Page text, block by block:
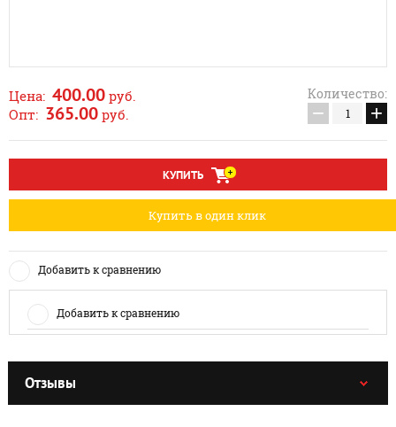
Цена: 400.00 руб.
Опт: 365.00 руб.
Количество:
− +
КУПИТЬ
Купить в один клик
Добавить к сравнению
Добавить к сравнению
Отзывы